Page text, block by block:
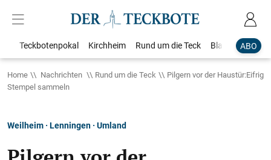
ABO
Teckbotenpokal Kirchheim Rund um die Teck Blaulicht
Home Nachrichten Rund um die Teck
Pilgern vor der Haustür:Eifrig
Stempel sammeln​​​​​​​
Weilheim · Lenningen · Umland